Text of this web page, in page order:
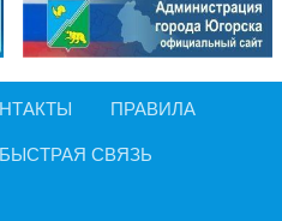
ПРАВИЛА
БЫСТРАЯ СВЯЗЬ